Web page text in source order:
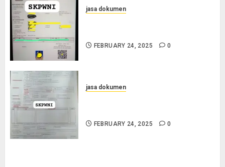
jasa dokumen
FEBRUARY 24, 2025 0
jasa dokumen
FEBRUARY 24, 2025 0